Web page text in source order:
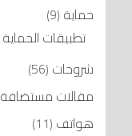
حماية (9)
تطبيقات الحماية
شروحات (56)
مقالات مستضافة
هواتف (11)